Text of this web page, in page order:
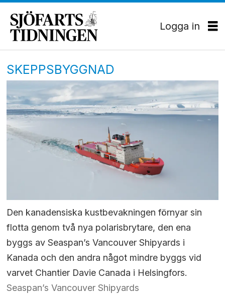
Logga in
SKEPPSBYGGNAD
Den kanadensiska kustbevakningen förnyar sin
flotta genom två nya polarisbrytare, den ena
byggs av Seaspan’s Vancouver Shipyards i
Kanada och den andra något mindre byggs vid
varvet Chantier Davie Canada i Helsingfors.
Seaspan’s Vancouver Shipyards